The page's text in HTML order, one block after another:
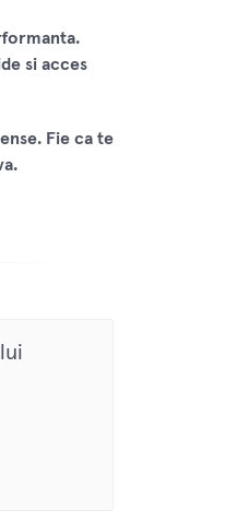
si acces
Fie ca te